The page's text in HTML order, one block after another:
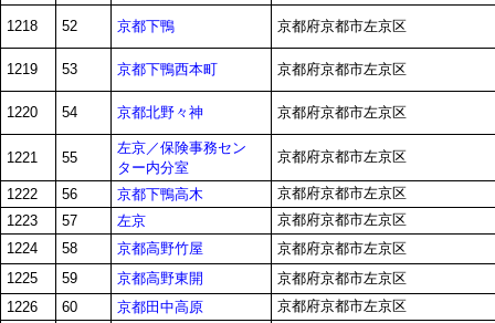
1218 52 京都下鴨 京都府京都市左京区
1219 53 京都下鴨西本町 京都府京都市左京区
1220 54 京都北野々神 京都府京都市左京区
1221 55
左京／保険事務セン
ター内分室
京都府京都市左京区
1222 56 京都下鴨高木
京都府京都市左京区
1223
57 左京
京都府京都市左京区
1224
58 京都高野竹屋
京都府京都市左京区
1225
59 京都高野東開
京都府京都市左京区
1226
60 京都田中高原
京都府京都市左京区